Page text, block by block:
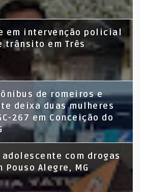
em intervenção policial
trânsito em Três
de romeiros e
deixa duas mulheres
267 em Conceição do
adolescente com drogas
Alegre, MG